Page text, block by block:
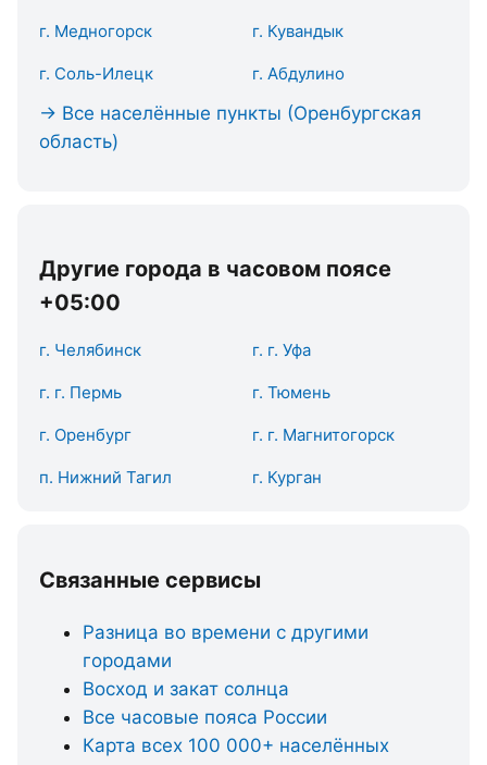
г. Медногорск г. Кувандык
г. Соль-Илецк г. Абдулино
→ Все населённые пункты (Оренбургская
область)
Другие города в часовом поясе
+05:00
г. Челябинск г. г. Уфа
г. г. Пермь г. Тюмень
г. Оренбург г. г. Магнитогорск
п. Нижний Тагил г. Курган
Связанные сервисы
Разница во времени с другими
городами
Восход и закат солнца
Все часовые пояса России
Карта всех 100 000+ населённых